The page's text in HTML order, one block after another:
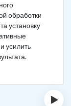
обработки
установку
усилить
›